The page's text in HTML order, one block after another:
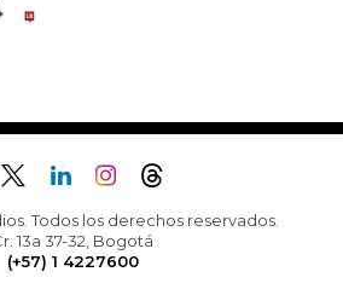
Todos los derechos reservados.
13a 37-32, Bogotá
(+57) 1 4227600